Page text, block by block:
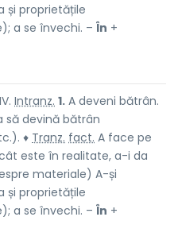
și proprietățile
a se învechi. – În +
IV. Intranz. 1. A deveni bătrân.
să devină bătrân
♦ Tranz. fact. A face pe
este în realitate, a-i da
materiale) A-și
și proprietățile
a se învechi. – În +